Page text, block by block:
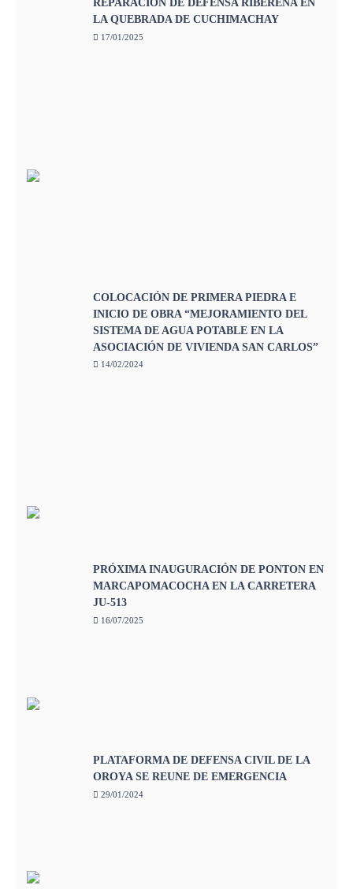
REPARACIÓN DE DEFENSA RIBEREÑA EN
LA QUEBRADA DE CUCHIMACHAY
17/01/2025
COLOCACIÓN DE PRIMERA PIEDRA E
INICIO DE OBRA “MEJORAMIENTO DEL
SISTEMA DE AGUA POTABLE EN LA
ASOCIACIÓN DE VIVIENDA SAN CARLOS”
14/02/2024
PRÓXIMA INAUGURACIÓN DE PONTON EN
MARCAPOMACOCHA EN LA CARRETERA
JU-513
16/07/2025
PLATAFORMA DE DEFENSA CIVIL DE LA
OROYA SE REUNE DE EMERGENCIA
29/01/2024